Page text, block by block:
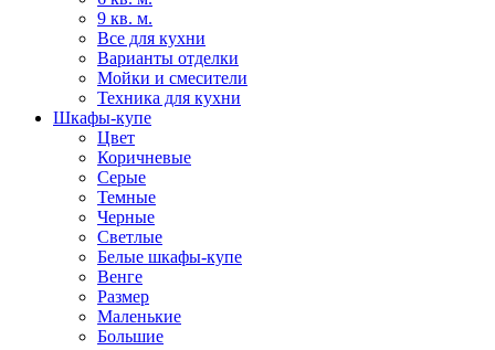
9 кв. м.
Все для кухни
Варианты отделки
Мойки и смесители
Техника для кухни
Шкафы-купе
Цвет
Коричневые
Серые
Темные
Черные
Светлые
Белые шкафы-купе
Венге
Размер
Маленькие
Большие